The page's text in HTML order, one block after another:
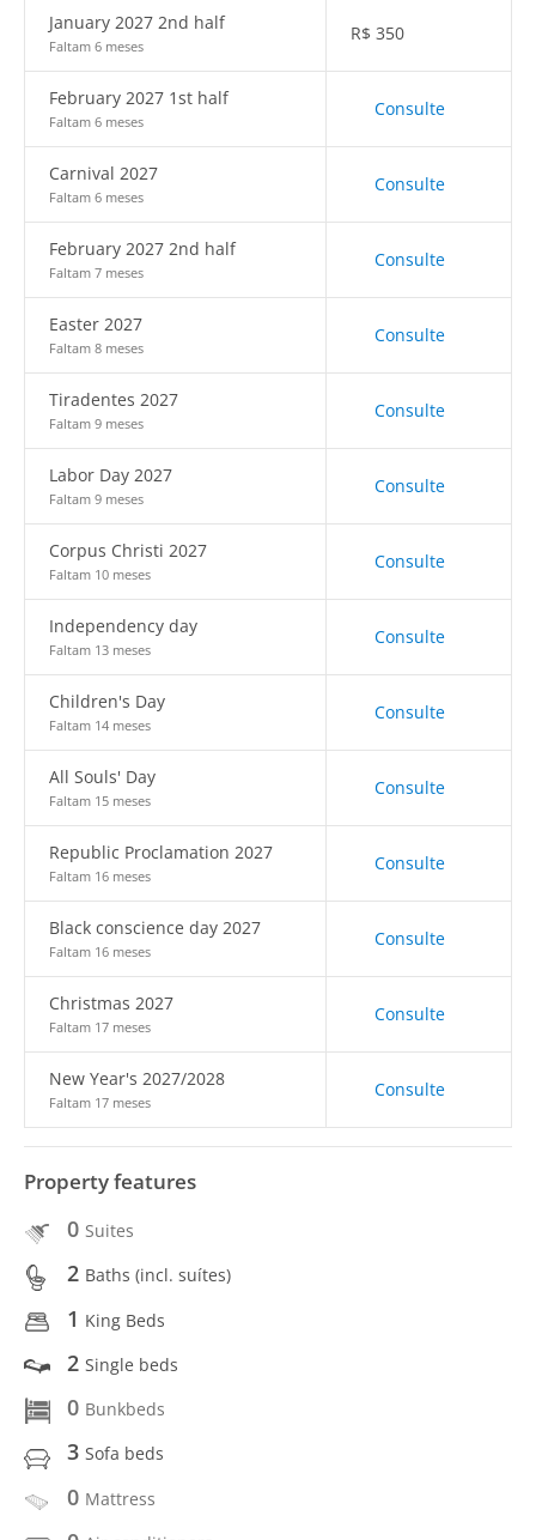
January 2027 2nd half
Faltam 6 meses
R$ 350
February 2027 1st half
Faltam 6 meses
Consulte
Carnival 2027
Faltam 6 meses
Consulte
February 2027 2nd half
Faltam 7 meses
Consulte
Easter 2027
Faltam 8 meses
Consulte
Tiradentes 2027
Faltam 9 meses
Consulte
Labor Day 2027
Faltam 9 meses
Consulte
Corpus Christi 2027
Faltam 10 meses
Consulte
Independency day
Faltam 13 meses
Consulte
Children's Day
Faltam 14 meses
Consulte
All Souls' Day
Faltam 15 meses
Consulte
Republic Proclamation 2027
Faltam 16 meses
Consulte
Black conscience day 2027
Faltam 16 meses
Consulte
Christmas 2027
Faltam 17 meses
Consulte
New Year's 2027/2028
Faltam 17 meses
Consulte
Property features
0 Suites
2 Baths (incl. suítes)
1 King Beds
2 Single beds
0 Bunkbeds
3 Sofa beds
0 Mattress